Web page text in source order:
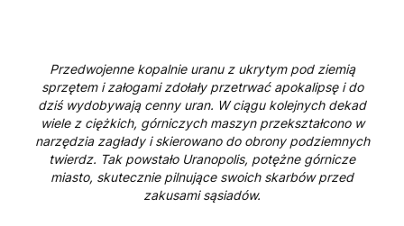
Przedwojenne kopalnie uranu z ukrytym pod ziemią
sprzętem i załogami zdołały przetrwać apokalipsę i do
dziś wydobywają cenny uran. W ciągu kolejnych dekad
wiele z ciężkich, górniczych maszyn przekształcono w
narzędzia zagłady i skierowano do obrony podziemnych
twierdz. Tak powstało Uranopolis, potężne górnicze
miasto, skutecznie pilnujące swoich skarbów przed
zakusami sąsiadów.